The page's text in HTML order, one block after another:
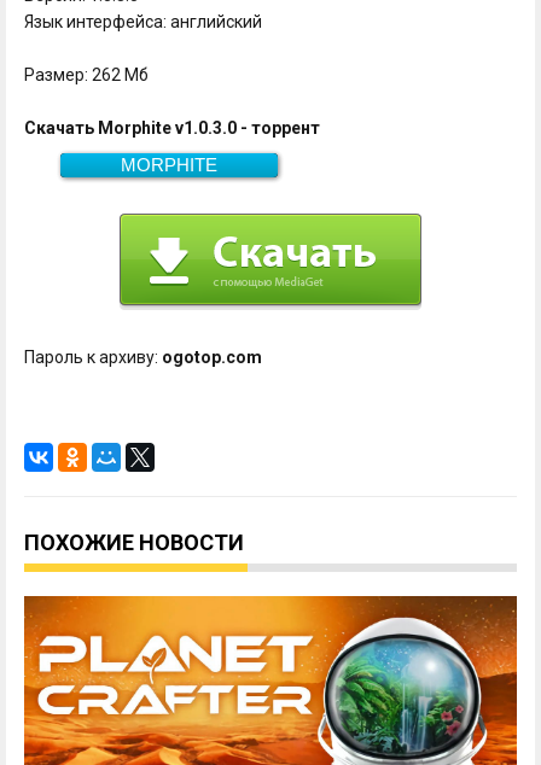
Язык интерфейса: английский
Размер: 262 Мб
Скачать Morphite v1.0.3.0 - торрент
MORPHITE
262 Мб
Скачать
Пароль к архиву: ogotop.com
ПОХОЖИЕ НОВОСТИ